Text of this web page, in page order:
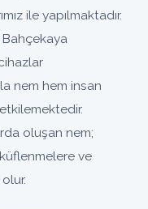
ile yapılmaktadır.
Bahçekaya
nem hem insan
oluşan nem;
ve